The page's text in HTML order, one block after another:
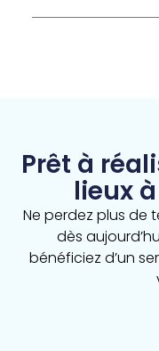
Prêt à
lieux
Ne perdez plus de
dès
bénéficiez d’un